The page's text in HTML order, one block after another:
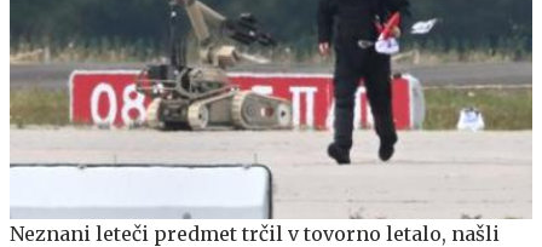
Neznani leteči predmet trčil v tovorno letalo, našli